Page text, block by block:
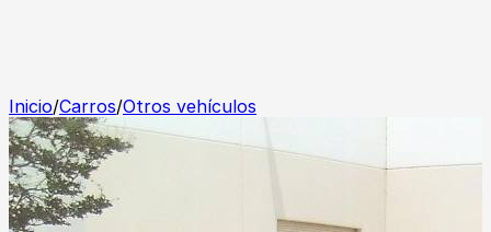
Inicio/Carros/Otros vehículos